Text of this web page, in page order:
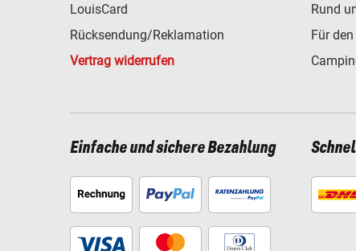
LouisCard
Rücksendung/Reklamation
Vertrag widerrufen
Rund
Für
Einfache und sichere Bezahlung